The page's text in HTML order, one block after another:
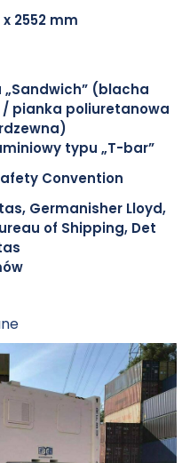
x 2552 mm
„Sandwich” (blacha
/ pianka poliuretanowa
typu „T-bar”
Convention
Germanisher Lloyd,
of Shipping, Det